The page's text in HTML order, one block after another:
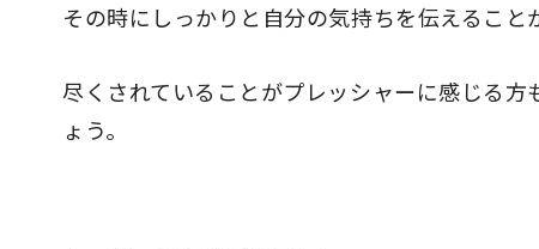
その時にしっかりと自分の気持ちを伝えること
尽くされていることがプレッシャーに感じる
ょう。